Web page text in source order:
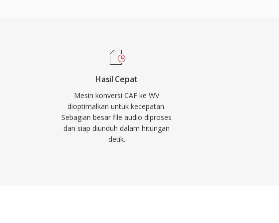
Hasil Cepat
Mesin konversi CAF ke WV
dioptimalkan untuk kecepatan.
Sebagian besar file audio diproses
dan siap diunduh dalam hitungan
detik.